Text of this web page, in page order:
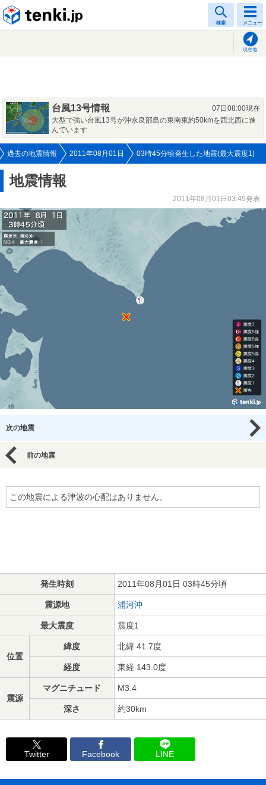
検索 メニュー
現在地
台風13号情報
07日08:00現在
大型で強い台風13号が沖永良部島の東南東約50kmを西北西に進
んでいます
過去の地震情報 2011年08月01日 03時45分頃発生した地震(最大震度1)
地震情報
2011年08月01日03:49発表
次の地震
前の地震
この地震による津波の心配はありません。
発生時刻 2011年08月01日 03時45分頃
震源地 浦河沖
最大震度 震度1
位置
緯度 北緯 41.7度
経度 東経 143.0度
震源
マグニチュード M3.4
深さ 約30km
Twitter Facebook LINE